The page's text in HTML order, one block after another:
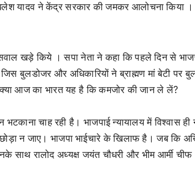
यादव ने केंद्र सरकार की जमकर आलोचना किया ।
खड़े किये । सपा नेता ने कहा कि पहले दिन से
बुलडोजर और अधिकारियों ने ब्राह्मण मां बेटी पर
क्या आज का भारत यह है कि कमजोर की जान ले लें?
चाह रही है। भाजपाई न्यायालय में विश्वास ही
छोड़ा न जाए। भाजपा भाईचारे के खिलाफ है। जब कि
रालोद अध्यक्ष जयंत चौधरी और भीम आर्मी चीफ